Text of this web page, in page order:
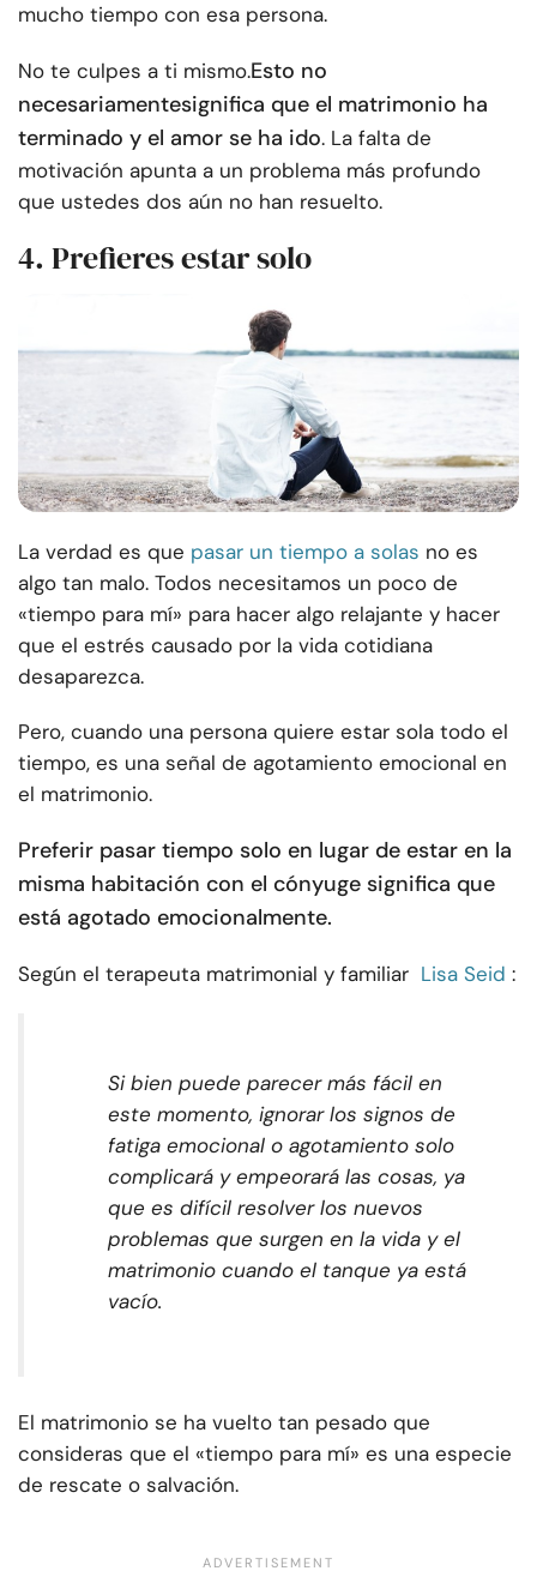
mucho tiempo con esa persona.
No te culpes a ti mismo.Esto no
necesariamentesignifica que el matrimonio ha
terminado y el amor se ha ido. La falta de
motivación apunta a un problema más profundo
que ustedes dos aún no han resuelto.
4. Prefieres estar solo
La verdad es que pasar un tiempo a solas no es
algo tan malo. Todos necesitamos un poco de
«tiempo para mí» para hacer algo relajante y hacer
que el estrés causado por la vida cotidiana
desaparezca.
Pero, cuando una persona quiere estar sola todo el
tiempo, es una señal de agotamiento emocional en
el matrimonio.
Preferir pasar tiempo solo en lugar de estar en la
misma habitación con el cónyuge significa que
está agotado emocionalmente.
Según el terapeuta matrimonial y familiar Lisa Seid :
Si bien puede parecer más fácil en
este momento, ignorar los signos de
fatiga emocional o agotamiento solo
complicará y empeorará las cosas, ya
que es difícil resolver los nuevos
problemas que surgen en la vida y el
matrimonio cuando el tanque ya está
vacío.
El matrimonio se ha vuelto tan pesado que
consideras que el «tiempo para mí» es una especie
de rescate o salvación.